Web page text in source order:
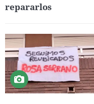
repararlos